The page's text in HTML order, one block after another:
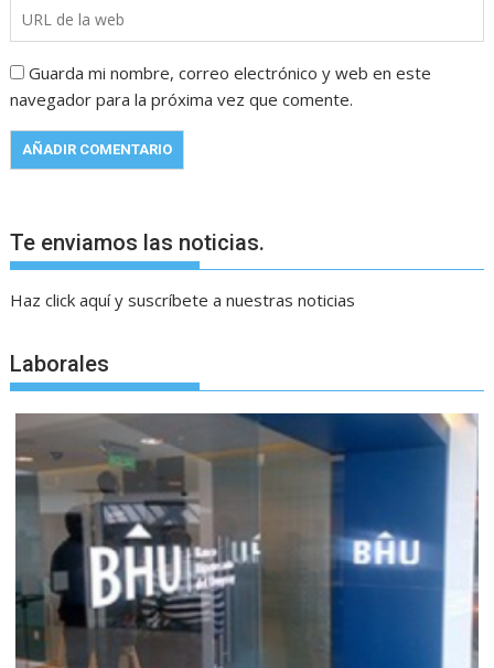
Guarda mi nombre, correo electrónico y web en este
navegador para la próxima vez que comente.
Te enviamos las noticias.
Haz click aquí y suscríbete a nuestras noticias
Laborales